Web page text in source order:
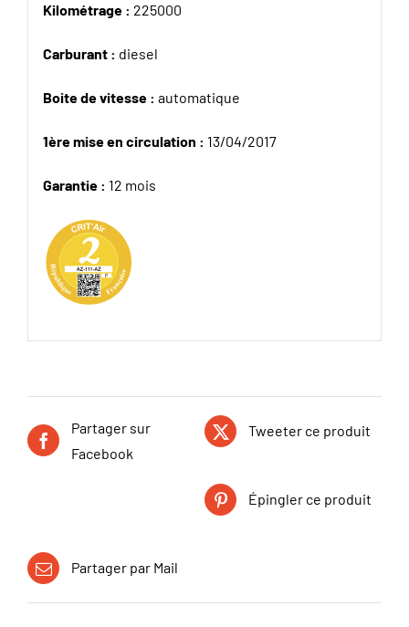
Kilométrage : 225000
Carburant : diesel
Boite de vitesse : automatique
1ère mise en circulation : 13/04/2017
Garantie : 12 mois
Partager sur
Facebook
Tweeter ce produit
Épingler ce produit
Partager par Mail